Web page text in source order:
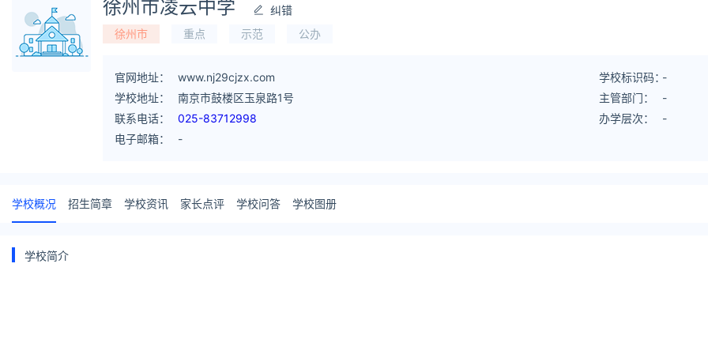
徐州市凌云中学
纠错
徐州市
重点 示范 公办
官网地址：
www.nj29cjzx.com
学校地址：
南京市鼓楼区玉泉路1号
联系电话：
025-83712998
电子邮箱：
-
学校标识码：-
主管部门：
-
办学层次：
-
学校概况 招生简章 学校资讯 家长点评 学校问答 学校图册
学校简介